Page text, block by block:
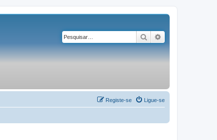
Pesquisar
Ligue-se
Registe-se